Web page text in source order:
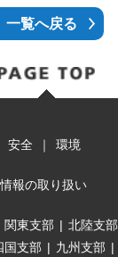
一覧へ戻る
安全 ｜ 環境
報の取り扱い
関東支部 | 北陸支部
国支部 | 九州支部 |